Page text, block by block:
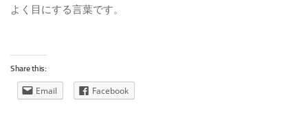
よく目にする言葉です。
Share this:
Email Facebook